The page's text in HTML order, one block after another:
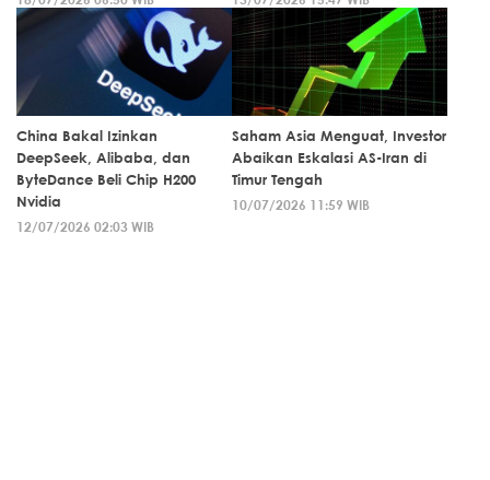
China Bakal Izinkan
DeepSeek, Alibaba, dan
ByteDance Beli Chip H200
Nvidia
12/07/2026 02:03 WIB
Saham Asia Menguat, Investor
Abaikan Eskalasi AS-Iran di
Timur Tengah
10/07/2026 11:59 WIB